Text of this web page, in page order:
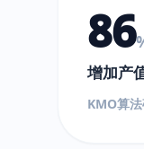
86
增加产
KMO算法
!